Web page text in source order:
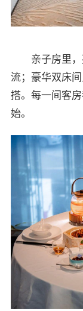
亲子房里
流；豪华双床
搭。每一间客
始。